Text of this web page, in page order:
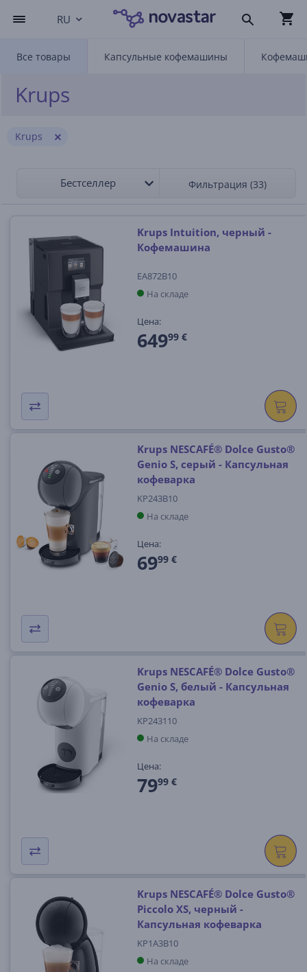
RU
Все товары Капсульные кофемашины
Krups
Krups
Бестселлер Фильтрация (33)
Krups Intuition, черный -
Кофемашина
EA872B10
На складе
Цена:
64999 €
Krups NESCAFÉ® Dolce Gusto®
Genio S, серый - Капсульная
кофеварка
KP243B10
На складе
Цена:
6999 €
Krups NESCAFÉ® Dolce Gusto®
Genio S, белый - Капсульная
кофеварка
KP243110
На складе
Цена:
7999 €
Krups NESCAFÉ® Dolce Gusto®
Piccolo XS, черный -
Капсульная кофеварка
KP1A3B10
На складе